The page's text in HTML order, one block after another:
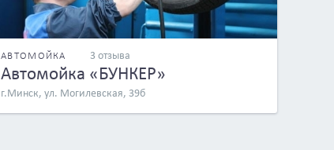
АВТОМОЙКА 3 отзыва
Автомойка «БУНКЕР»
г.Минск, ул. Могилевская, 39б